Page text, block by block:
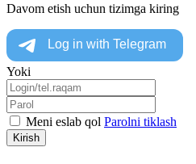
Davom etish uchun tizimga kiring
Yoki
Meni eslab qol Parolni tiklash
Kirish